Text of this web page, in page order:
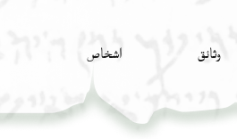
وثائق اشخاص